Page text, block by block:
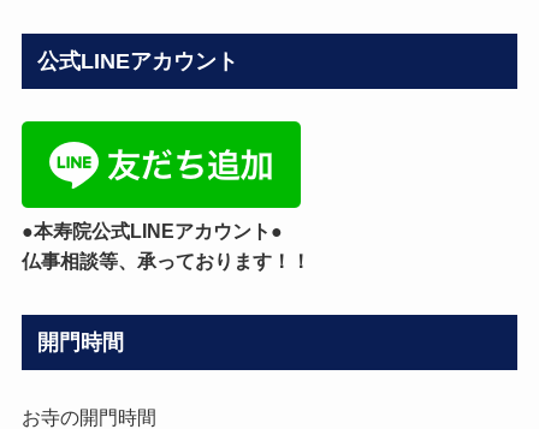
公式LINEアカウント
●本寿院公式LINEアカウント●
仏事相談等、承っております！！
開門時間
お寺の開門時間